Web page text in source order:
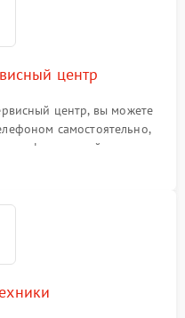
центр
центр, вы можете
самостоятельно,
на сайте